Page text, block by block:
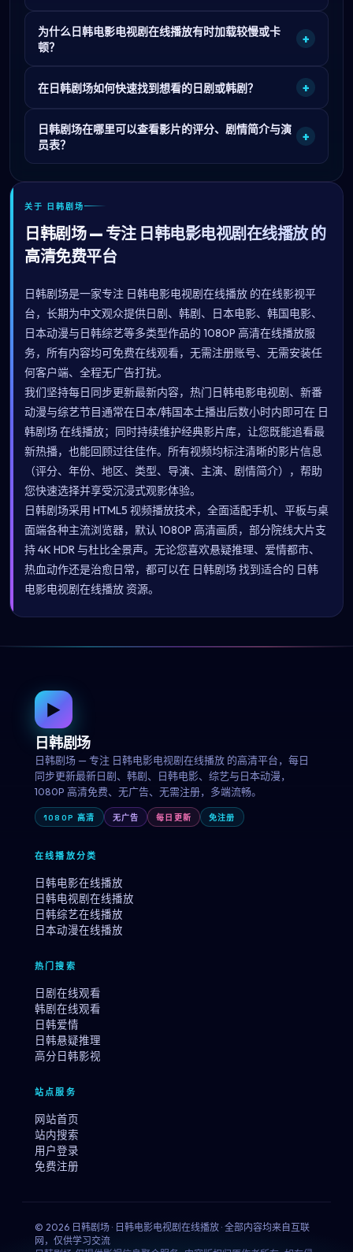
为什么日韩电影电视剧在线播放有时加载较慢或卡
顿？
+
在日韩剧场如何快速找到想看的日剧或韩剧？ +
日韩剧场在哪里可以查看影片的评分、剧情简介与演
员表？
+
关于 日韩剧场
日韩剧场 — 专注 日韩电影电视剧在线播放 的
高清免费平台
日韩剧场是一家专注 日韩电影电视剧在线播放 的在线影视平
台，长期为中文观众提供日剧、韩剧、日本电影、韩国电影、
日本动漫与日韩综艺等多类型作品的 1080P 高清在线播放服
务，所有内容均可免费在线观看，无需注册账号、无需安装任
何客户端、全程无广告打扰。
我们坚持每日同步更新最新内容，热门日韩电影电视剧、新番
动漫与综艺节目通常在日本/韩国本土播出后数小时内即可在 日
韩剧场 在线播放；同时持续维护经典影片库，让您既能追看最
新热播，也能回顾过往佳作。所有视频均标注清晰的影片信息
（评分、年份、地区、类型、导演、主演、剧情简介），帮助
您快速选择并享受沉浸式观影体验。
日韩剧场采用 HTML5 视频播放技术，全面适配手机、平板与桌
面端各种主流浏览器，默认 1080P 高清画质，部分院线大片支
持 4K HDR 与杜比全景声。无论您喜欢悬疑推理、爱情都市、
热血动作还是治愈日常，都可以在 日韩剧场 找到适合的 日韩
电影电视剧在线播放 资源。
▶
日韩剧场
日韩剧场 — 专注 日韩电影电视剧在线播放 的高清平台，每日
同步更新最新日剧、韩剧、日韩电影、综艺与日本动漫，
1080P 高清免费、无广告、无需注册，多端流畅。
1080P 高清 无广告 每日更新 免注册
在线播放分类
日韩电影在线播放
日韩电视剧在线播放
日韩综艺在线播放
日本动漫在线播放
热门搜索
日剧在线观看
韩剧在线观看
日韩爱情
日韩悬疑推理
高分日韩影视
站点服务
网站首页
站内搜索
用户登录
免费注册
© 2026 日韩剧场 · 日韩电影电视剧在线播放 · 全部内容均来自互联
网，仅供学习交流